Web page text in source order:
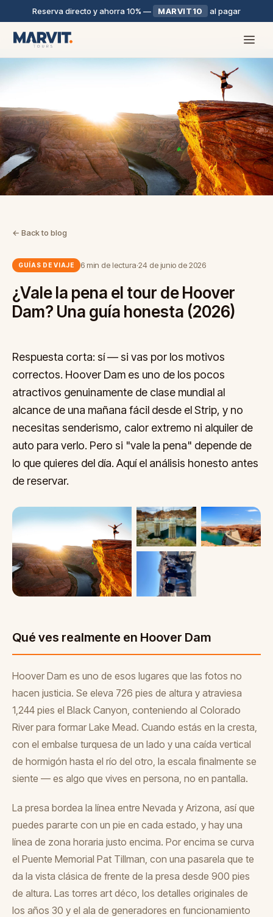
Reserva directo y ahorra 10% — MARVIT10 al pagar
← Back to blog
GUÍAS DE VIAJE 6 min de lectura·24 de junio de 2026
¿Vale la pena el tour de Hoover
Dam? Una guía honesta (2026)
Respuesta corta: sí — si vas por los motivos
correctos. Hoover Dam es uno de los pocos
atractivos genuinamente de clase mundial al
alcance de una mañana fácil desde el Strip, y no
necesitas senderismo, calor extremo ni alquiler de
auto para verlo. Pero si "vale la pena" depende de
lo que quieres del día. Aquí el análisis honesto antes
de reservar.
Qué ves realmente en Hoover Dam
Hoover Dam es uno de esos lugares que las fotos no
hacen justicia. Se eleva 726 pies de altura y atraviesa
1,244 pies el Black Canyon, conteniendo al Colorado
River para formar Lake Mead. Cuando estás en la cresta,
con el embalse turquesa de un lado y una caída vertical
de hormigón hasta el río del otro, la escala finalmente se
siente — es algo que vives en persona, no en pantalla.
La presa bordea la línea entre Nevada y Arizona, así que
puedes pararte con un pie en cada estado, y hay una
línea de zona horaria justo encima. Por encima se curva
el Puente Memorial Pat Tillman, con una pasarela que te
da la vista clásica de frente de la presa desde 900 pies
de altura. Las torres art déco, los detalles originales de
los años 30 y el ala de generadores en funcionamiento